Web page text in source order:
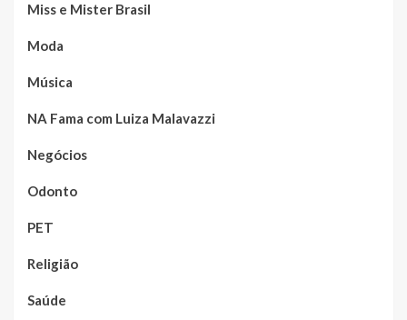
Miss e Mister Brasil
Moda
Música
NA Fama com Luiza Malavazzi
Negócios
Odonto
PET
Religião
Saúde